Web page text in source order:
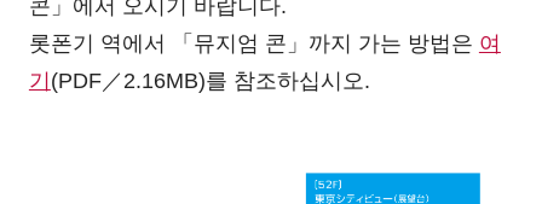
콘」에서 오시기 바랍니다.
롯폰기 역에서 「뮤지엄 콘」까지 가는 방법은 여
기 (PDF／2.16MB)를 참조하십시오.